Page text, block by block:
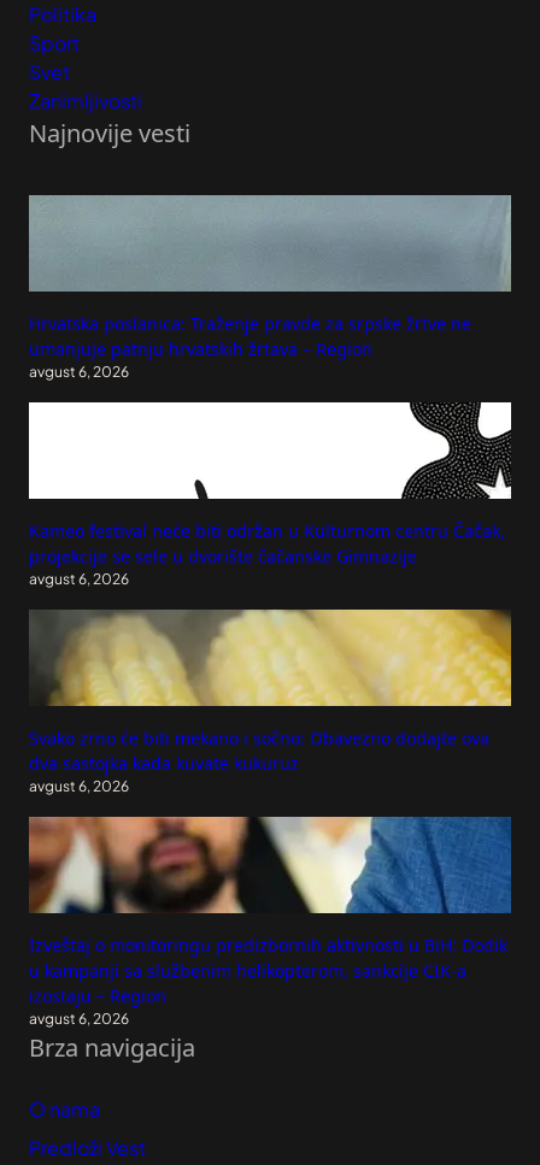
Politika
Sport
Svet
Zanimljivosti
Najnovije vesti
Hrvatska poslanica: Traženje pravde za srpske žrtve ne
umanjuje patnju hrvatskih žrtava – Region
avgust 6, 2026
Kameo festival neće biti održan u Kulturnom centru Čačak,
projekcije se sele u dvorište čačanske Gimnazije
avgust 6, 2026
Svako zrno će biti mekano i sočno: Obavezno dodajte ova
dva sastojka kada kuvate kukuruz
avgust 6, 2026
Izveštaj o monitoringu predizbornih aktivnosti u BiH: Dodik
u kampanji sa službenim helikopterom, sankcije CIK-a
izostaju – Region
avgust 6, 2026
Brza navigacija
O nama
Predloži Vest